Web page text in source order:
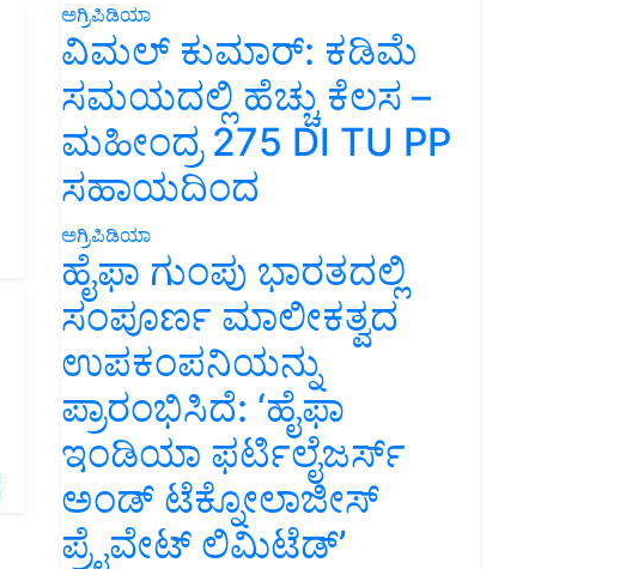
ಅಗ್ರಿಪಿಡಿಯಾ
ವಿಮಲ್ ಕುಮಾರ್: ಕಡಿಮೆ
ಸಮಯದಲ್ಲಿ ಹೆಚ್ಚು ಕೆಲಸ –
ಮಹೀಂದ್ರ 275 DI TU PP
ಸಹಾಯದಿಂದ
ಅಗ್ರಿಪಿಡಿಯಾ
ಹೈಫಾ ಗುಂಪು ಭಾರತದಲ್ಲಿ
ಸಂಪೂರ್ಣ ಮಾಲೀಕತ್ವದ
ಉಪಕಂಪನಿಯನ್ನು
ಪ್ರಾರಂಭಿಸಿದೆ: ‘ಹೈಫಾ
ಇಂಡಿಯಾ ಫರ್ಟಿಲೈಜರ್ಸ್
ಅಂಡ್ ಟೆಕ್ನೋಲಾಜೀಸ್
ಪ್ರೈವೇಟ್ ಲಿಮಿಟೆಡ್’